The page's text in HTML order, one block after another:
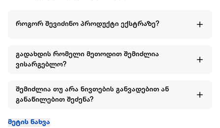
როგორ შევიძინო პროდუქტი ექსტრაზე?
გადახდის რომელი მეთოდით შემიძლია
ვისარგებლო?
შემიძლია თუ არა ნივთების განვადებით ან
განაწილებით შეძენა?
მეტის ნახვა